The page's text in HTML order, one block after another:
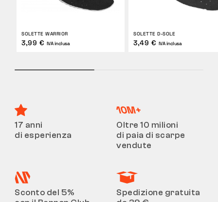
SOLETTE WARRIOR
3,99 € IVA inclusa
SOLETTE D-SOLE
3,49 € IVA inclusa
17 anni
di esperienza
Oltre 10 milioni
di paia di scarpe
vendute
Sconto del 5%
Spedizione gratuita